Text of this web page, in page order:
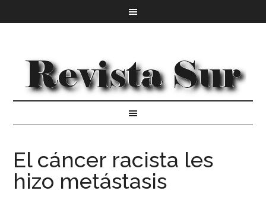
El cáncer racista les
hizo metástasis